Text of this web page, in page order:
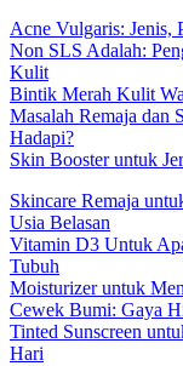
Acne Vulgaris: Jenis,
Non SLS Adalah:
Kulit
Bintik Merah Kulit
Masalah Remaja dan
Hadapi?
Skin Booster untuk
Skincare Remaja
Usia Belasan
Vitamin D3 Untuk
Tubuh
Moisturizer untuk
Cewek Bumi: Gaya
Tinted Sunscreen
Hari